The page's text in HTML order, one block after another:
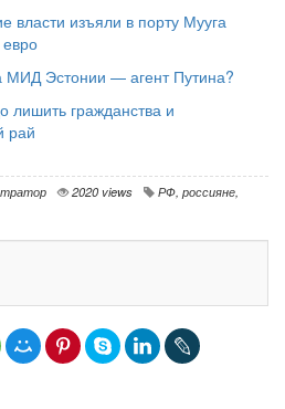
власти изъяли в порту Мууга
МИД Эстонии — агент Путина?
лишить гражданства и
рай
2020 views РФ, россияне,